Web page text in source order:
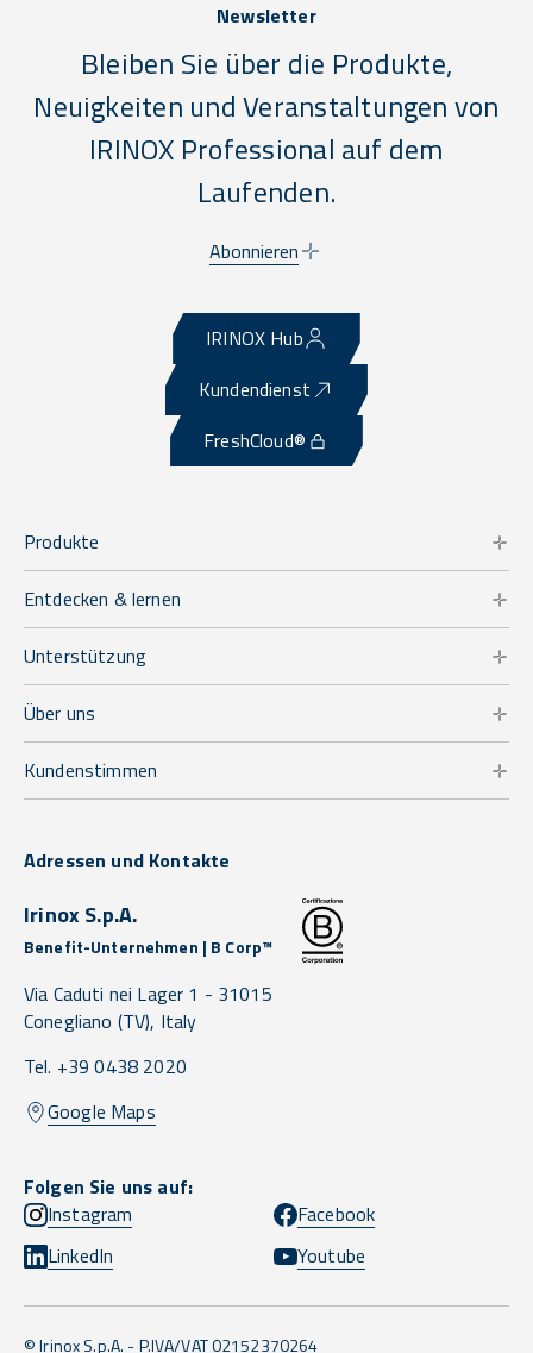
Newsletter
Bleiben Sie über die Produkte,
Neuigkeiten und Veranstaltungen von
IRINOX Professional auf dem
Laufenden.
Abonnieren
IRINOX Hub
Kundendienst
FreshCloud®
Produkte
Entdecken & lernen
Unterstützung
Über uns
Kundenstimmen
Adressen und Kontakte
Irinox S.p.A.
Benefit-Unternehmen | B Corp™
Via Caduti nei Lager 1 - 31015
Conegliano (TV), Italy
Tel. +39 0438 2020
Google Maps
Folgen Sie uns auf:
Instagram
Facebook
LinkedIn
Youtube
© Irinox S.p.A. - P.IVA/VAT 02152370264